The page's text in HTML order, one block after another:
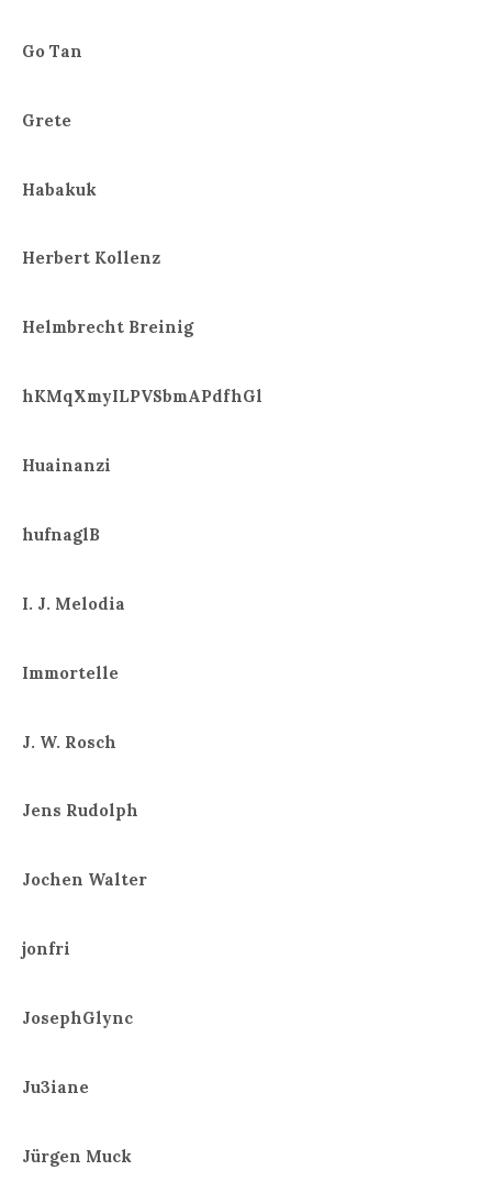
Go Tan
Grete
Habakuk
Herbert Kollenz
Helmbrecht Breinig
hKMqXmyILPVSbmAPdfhGl
Huainanzi
hufnaglB
I. J. Melodia
Immortelle
J. W. Rosch
Jens Rudolph
Jochen Walter
jonfri
JosephGlync
Ju3iane
Jürgen Muck